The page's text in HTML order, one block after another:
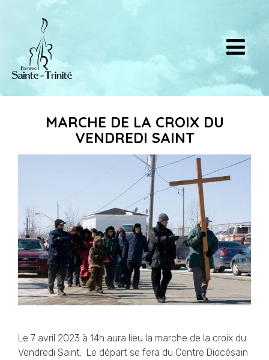
MARCHE DE LA CROIX DU
VENDREDI SAINT
Le 7 avril 2023 à 14h aura lieu la marche de la croix du
Vendredi Saint. Le départ se fera du Centre Diocésain